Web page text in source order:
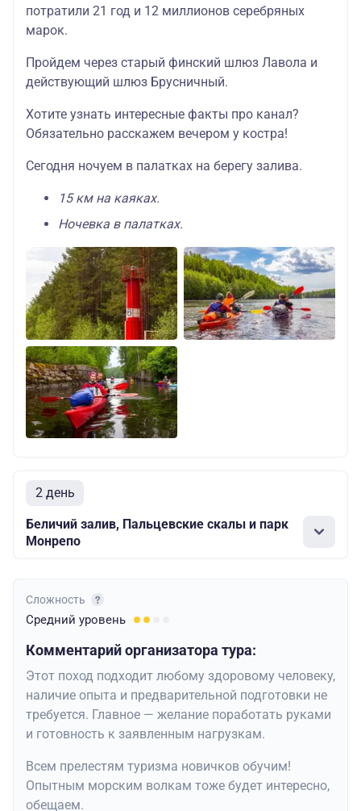
потратили 21 год и 12 миллионов серебряных
марок.
Пройдем через старый финский шлюз Лавола и
действующий шлюз Брусничный.
Хотите узнать интересные факты про канал?
Обязательно расскажем вечером у костра!
Сегодня ночуем в палатках на берегу залива.
15 км на каяках.
Ночевка в палатках.
2 день
Беличий залив, Пальцевские скалы и парк
Монрепо
Сложность
Средний уровень
Комментарий организатора тура:
Этот поход подходит любому здоровому человеку,
наличие опыта и предварительной подготовки не
требуется. Главное — желание поработать руками
и готовность к заявленным нагрузкам.
Всем прелестям туризма новичков обучим!
Опытным морским волкам тоже будет интересно,
обещаем.